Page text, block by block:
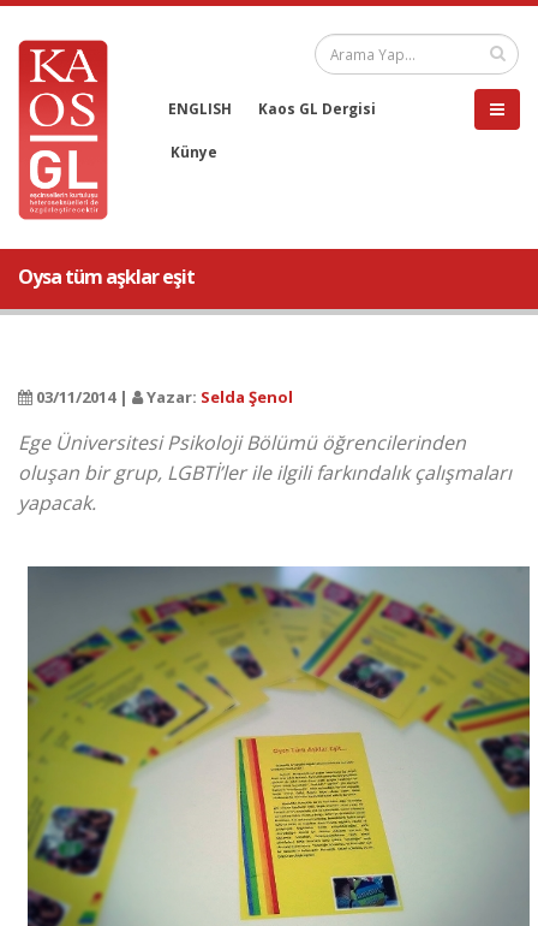
ENGLISH Kaos GL Dergisi
Künye
Oysa tüm aşklar eşit
03/11/2014 | Yazar: Selda Şenol
Ege Üniversitesi Psikoloji Bölümü öğrencilerinden
oluşan bir grup, LGBTİ’ler ile ilgili farkındalık çalışmaları
yapacak.